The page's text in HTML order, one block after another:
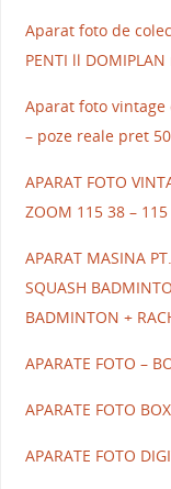
Aparat foto de
PENTI ll
Aparat foto vintage
– poze reale pret
APARAT FOTO
ZOOM 115 38 –
APARAT MASINA
SQUASH
BADMINTON +
APARATE FOTO –
APARATE FOTO
APARATE FOTO